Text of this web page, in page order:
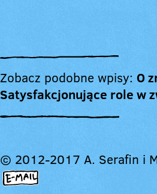
Zobacz podobne wpisy: O
Satysfakcjonujące role w
© 2012-2017 A. Serafin i